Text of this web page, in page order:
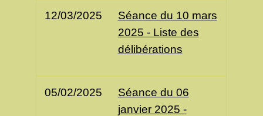
12/03/2025
Séance du 10 mars
2025 - Liste des
délibérations
05/02/2025
Séance du 06
janvier 2025 -